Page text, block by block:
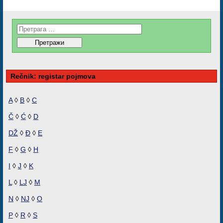
Rečnik: registar pojmova
A◊ B ◊ C
Č ◊ Ć ◊ D
DŽ ◊ Đ ◊ E
F ◊ G ◊ H
I ◊ J ◊ K
L ◊ LJ ◊ M
N ◊ NJ ◊ O
P ◊ R ◊ S